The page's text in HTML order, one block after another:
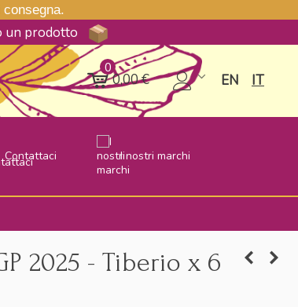
un prodotto
0
0,00 € EN IT
Contattaci I nostri marchi
2025 - Tiberio x 6